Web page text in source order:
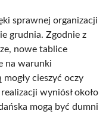
sprawnej organizacji
grudnia. Zgodnie z
nowe tablice
na warunki
cieszyć oczy
wyniósł około
mogą być dumni